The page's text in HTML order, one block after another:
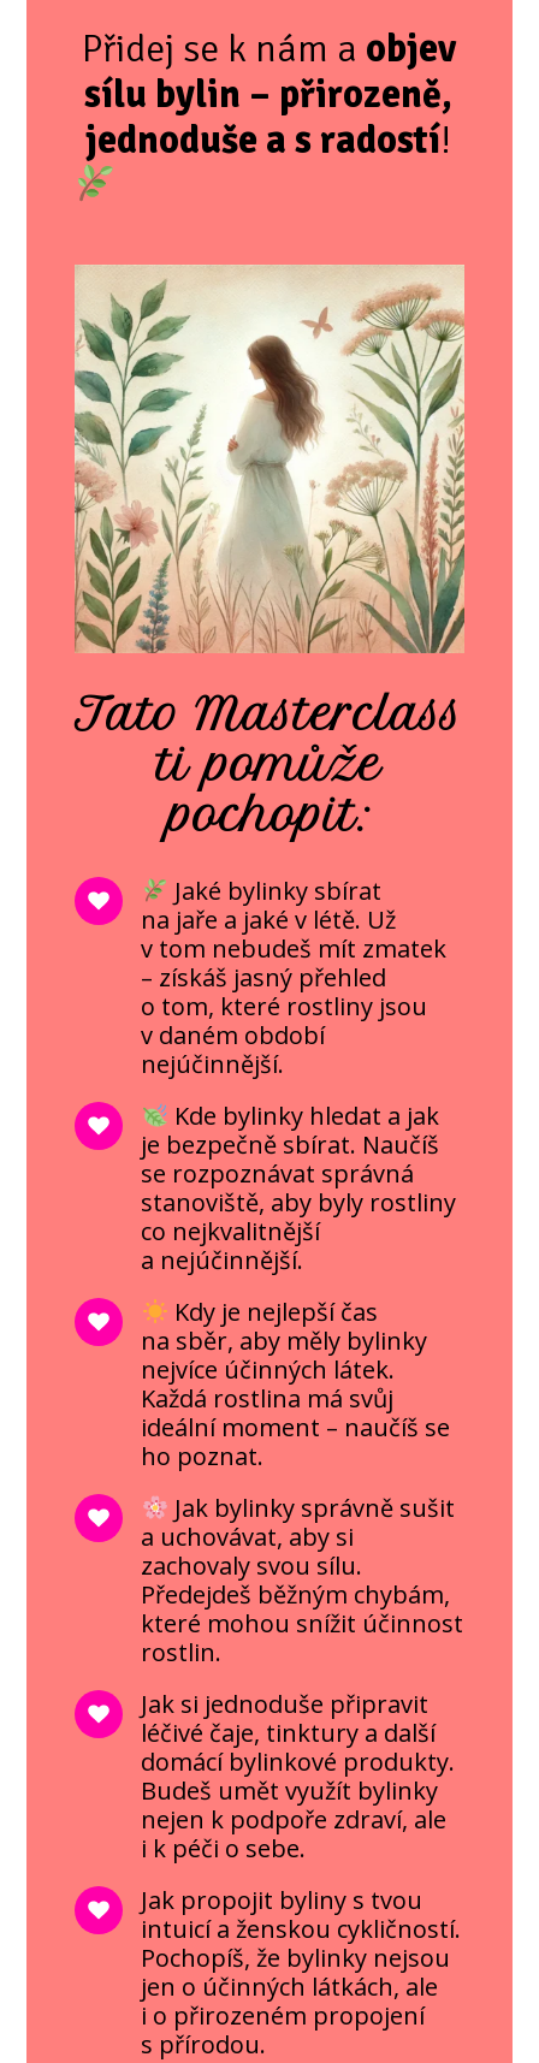
Přidej se k nám a objev
sílu bylin – přirozeně,
jednoduše a s radostí!
Tato Masterclass
ti pomůže
pochopit:
Jaké bylinky sbírat
na jaře a jaké v létě. Už
v tom nebudeš mít zmatek
– získáš jasný přehled
o tom, které rostliny jsou
v daném období
nejúčinnější.
Kde bylinky hledat a jak
je bezpečně sbírat. Naučíš
se rozpoznávat správná
stanoviště, aby byly rostliny
co nejkvalitnější
a nejúčinnější.
Kdy je nejlepší čas
na sběr, aby měly bylinky
nejvíce účinných látek.
Každá rostlina má svůj
ideální moment – naučíš se
ho poznat.
Jak bylinky správně sušit
a uchovávat, aby si
zachovaly svou sílu.
Předejdeš běžným chybám,
které mohou snížit účinnost
rostlin.
Jak si jednoduše připravit
léčivé čaje, tinktury a další
domácí bylinkové produkty.
Budeš umět využít bylinky
nejen k podpoře zdraví, ale
i k péči o sebe.
Jak propojit byliny s tvou
intuicí a ženskou cykličností.
Pochopíš, že bylinky nejsou
jen o účinných látkách, ale
i o přirozeném propojení
s přírodou.